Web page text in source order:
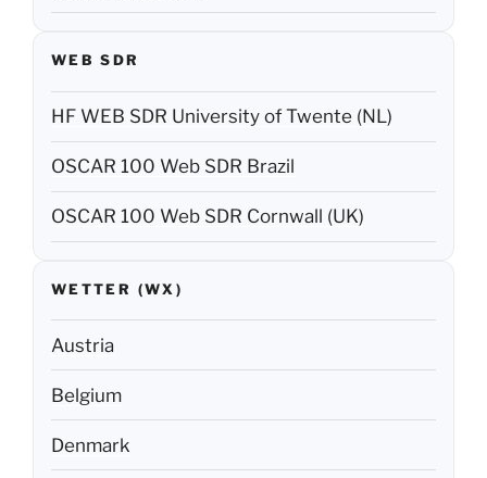
WEB SDR
HF WEB SDR University of Twente (NL)
OSCAR 100 Web SDR Brazil
OSCAR 100 Web SDR Cornwall (UK)
WETTER (WX)
Austria
Belgium
Denmark